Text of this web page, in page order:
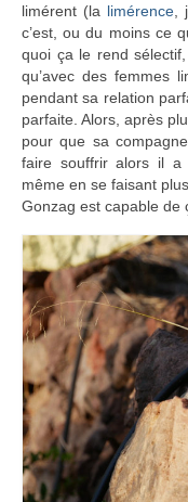
limérent (la limérence,
c’est, ou du moins ce
quoi ça le rend
qu’avec des femmes
pendant sa relation
parfaite. Alors, après
pour que sa
faire souffrir alors il a
même en se faisant
Gonzag est capable de